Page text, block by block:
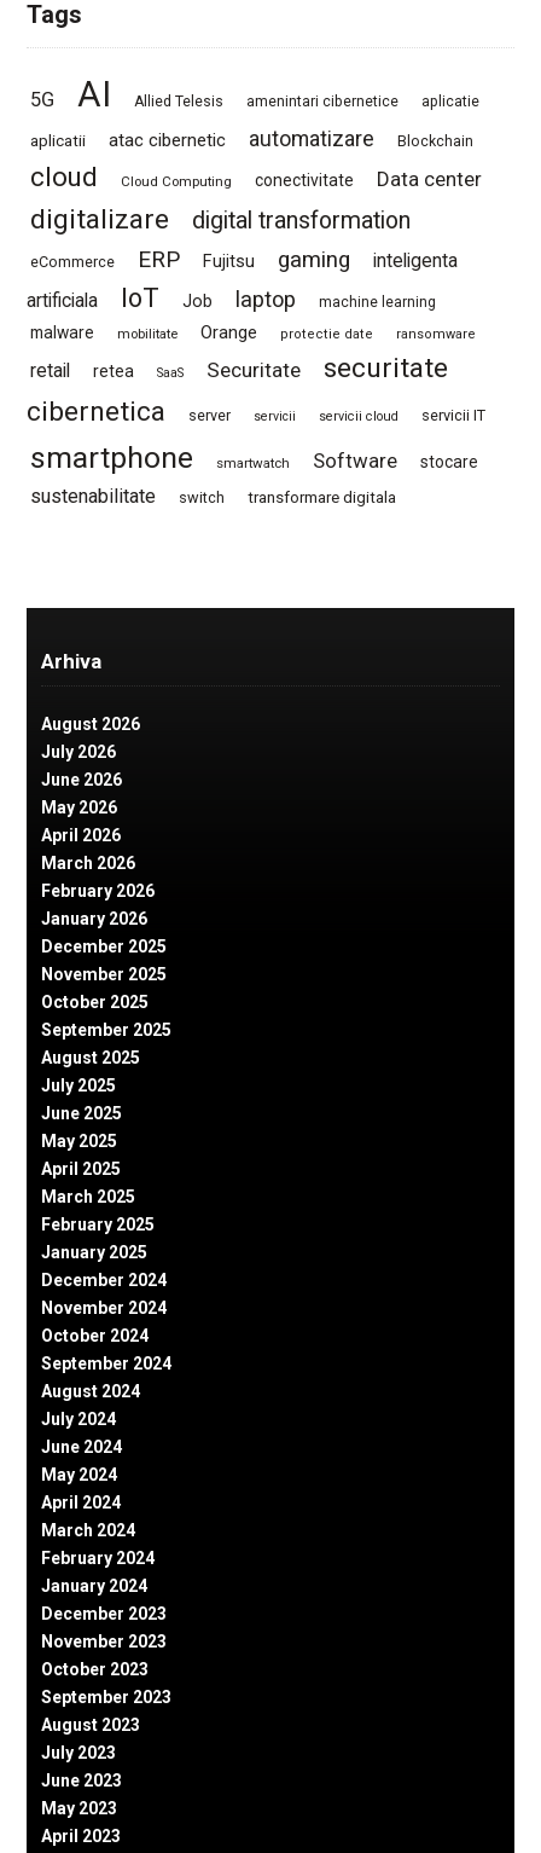
Tags
5G AI Allied Telesis amenintari cibernetice aplicatie
aplicatii atac cibernetic automatizare Blockchain
cloud Cloud Computing conectivitate Data center
digitalizare digital transformation
eCommerce ERP Fujitsu gaming
inteligenta
artificiala
IoT Job laptop machine learning
malware mobilitate Orange protectie date ransomware
retail retea SaaS Securitate
securitate
cibernetica
server servicii servicii cloud servicii IT
smartphone smartwatch Software stocare
sustenabilitate switch transformare digitala
Arhiva
August 2026
July 2026
June 2026
May 2026
April 2026
March 2026
February 2026
January 2026
December 2025
November 2025
October 2025
September 2025
August 2025
July 2025
June 2025
May 2025
April 2025
March 2025
February 2025
January 2025
December 2024
November 2024
October 2024
September 2024
August 2024
July 2024
June 2024
May 2024
April 2024
March 2024
February 2024
January 2024
December 2023
November 2023
October 2023
September 2023
August 2023
July 2023
June 2023
May 2023
April 2023